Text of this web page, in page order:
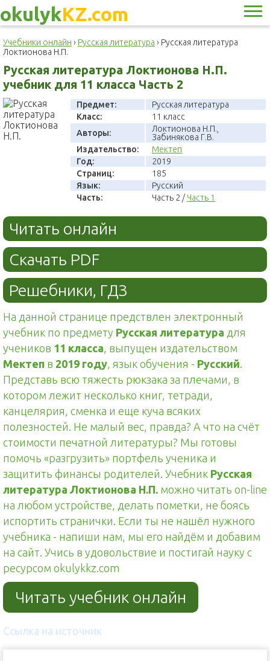
okulykKZ.com
Учебники онлайн › Русская литература › Русская литература
Локтионова Н.П.
Русская литература Локтионова Н.П.
учебник для 11 класса Часть 2
Предмет:
Русская литература
Класс:
11 класс
Авторы:
Локтионова Н.П.,
Забинякова Г.В.
Издательство:
Мектеп
Год:
2019
Страниц:
185
Язык:
Русский
Часть:
Часть 2 / Часть 1
Читать онлайн
Скачать PDF
Решебники, ГДЗ
На данной странице предствлен электронный
учебник по предмету Русская литература для
учеников 11 класса, выпущен издательством
Мектеп в 2019 году, язык обучения - Русский.
Представь всю тяжесть рюкзака за плечами, в
котором лежит несколько книг, тетради,
канцелярия, сменка и еще куча всяких
полезностей. Не малый вес, правда? А что на счёт
стоимости печатной литературы? Мы готовы
помочь «разгрузить» портфель ученика и
защитить финансы родителей. Учебник Русская
литература Локтионова Н.П. можно читать on-line
на любом устройстве, делать пометки, не боясь
испортить странички. Если ты не нашёл нужного
учебника - напиши нам, мы его найдём и добавим
на сайт. Учись в удовольствие и постигай науку с
ресурсом okulykkz.com
Читать учебник онлайн
Ссылка на источник